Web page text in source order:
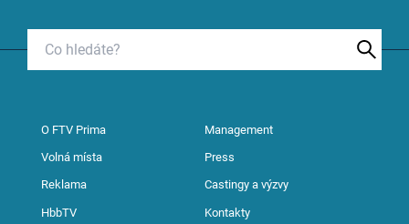
O FTV Prima Management
Volná místa Press
Reklama Castingy a výzvy
HbbTV Kontakty